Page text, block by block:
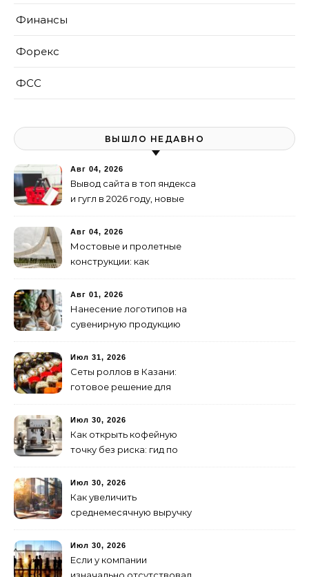
Финансы
Форекс
ФСС
ВЫШЛО НЕДАВНО
Авг 04, 2026
Вывод сайта в топ яндекса
и гугл в 2026 году, новые
Авг 04, 2026
Мостовые и пролетные
конструкции: как
изготовление и поставку
Авг 01, 2026
Нанесение логотипов на
сувенирную продукцию
Июл 31, 2026
Сеты роллов в Казани:
готовое решение для
друзьями
Июл 30, 2026
Как открыть кофейную
точку без риска: гид по
Июл 30, 2026
Как увеличить
среднемесячную выручку
лишних затрат
Июл 30, 2026
Если у компании